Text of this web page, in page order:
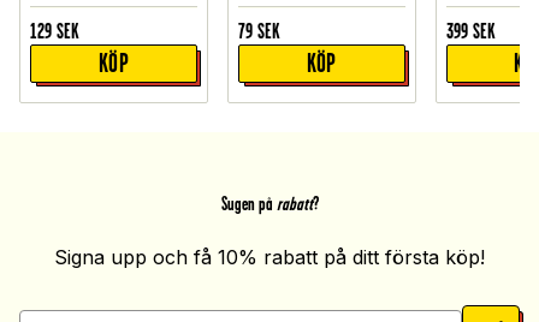
129 SEK
KÖP
79 SEK
KÖP
399 SEK
Sugen på rabatt?
Signa upp och få 10% rabatt på ditt första köp!